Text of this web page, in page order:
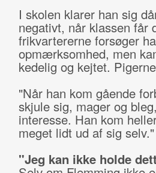
I skolen klarer han sig
negativt, når klassen får
frikvartererne forsøger
opmærksomhed, men
kedelig og kejtet.
"Når han kom gående
skjule sig, mager og
interesse. Han kom
meget lidt ud af sig selv."
"Jeg kan ikke holde